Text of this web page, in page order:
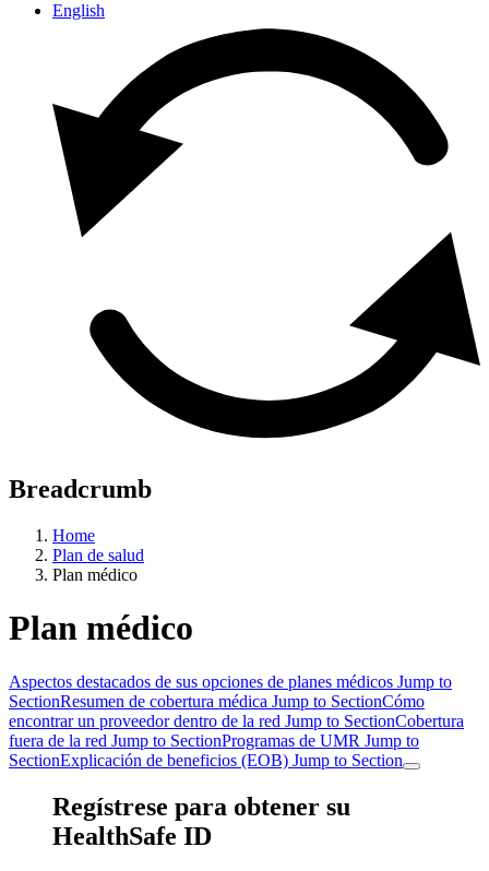
English
Breadcrumb
Home
Plan de salud
Plan médico
Plan médico
Aspectos destacados de sus opciones de planes médicos Jump to
SectionResumen de cobertura médica Jump to SectionCómo
encontrar un proveedor dentro de la red Jump to SectionCobertura
fuera de la red Jump to SectionProgramas de UMR Jump to
SectionExplicación de beneficios (EOB) Jump to Section
Regístrese para obtener su
HealthSafe ID